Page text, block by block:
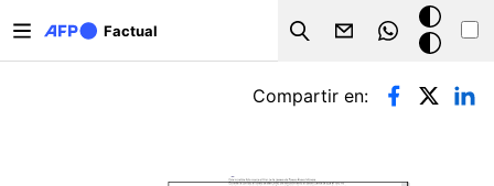
Factual
Search
Modo
oscuro
Solapas principales
Compartir en: